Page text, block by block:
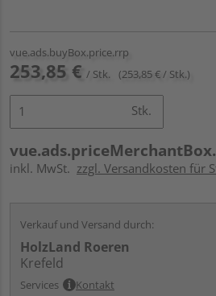
vue.ads.buyBox.price.rrp
253,85 € / Stk. (253,85 € / Stk.)
Stk.
inkl. MwSt. zzgl. Versandkosten für
Verkauf und Versand durch:
HolzLand Roeren
Krefeld
Services Kontakt